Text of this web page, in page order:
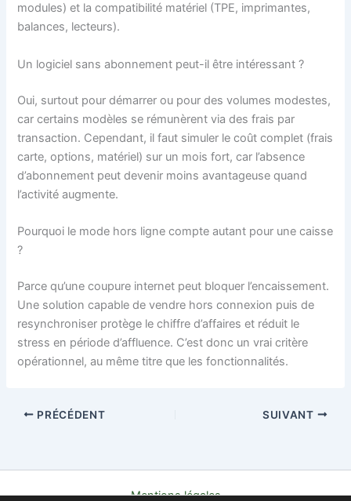
modules) et la compatibilité matériel (TPE, imprimantes,
balances, lecteurs).
Un logiciel sans abonnement peut-il être intéressant ?
Oui, surtout pour démarrer ou pour des volumes modestes,
car certains modèles se rémunèrent via des frais par
transaction. Cependant, il faut simuler le coût complet (frais
carte, options, matériel) sur un mois fort, car l’absence
d’abonnement peut devenir moins avantageuse quand
l’activité augmente.
Pourquoi le mode hors ligne compte autant pour une caisse
?
Parce qu’une coupure internet peut bloquer l’encaissement.
Une solution capable de vendre hors connexion puis de
resynchroniser protège le chiffre d’affaires et réduit le
stress en période d’affluence. C’est donc un vrai critère
opérationnel, au même titre que les fonctionnalités.
PRÉCÉDENT SUIVANT
Mentions légales